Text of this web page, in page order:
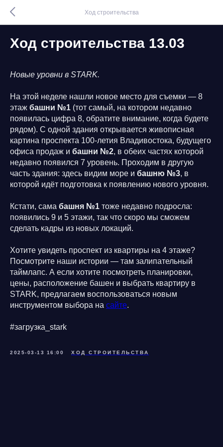
Ход строительства
Ход строительства 13.03
Новые уровни в STARK.
На этой неделе нашли новое место для съемки — 8
этаж башни №1 (тот самый, на котором недавно
появилась цифра 8, обратите внимание, когда будете
рядом). С одной здания открывается живописная
картина проспекта 100-летия Владивостока, будущего
офиса продаж и башни №2, в обеих частях которой
недавно появился 7 уровень. Проходим в другую
часть здания: здесь видим море и башню №3, в
которой идёт подготовка к появлению нового уровня.
Кстати, сама башня №1 тоже недавно подросла:
появились 9 и 5 этажи, так что скоро мы сможем
сделать кадры из новых локаций.
Хотите увидеть проспект из квартиры на 4 этаже?
Посмотрите наши истории — там залипательный
таймлапс. А если хотите посмотреть планировки,
цены, расположение башен и выбрать квартиру в
STARK, предлагаем воспользоваться новым
инструментом выбора на сайте.
#загрузка_stark
2025-03-13 16:00 ХОД СТРОИТЕЛЬСТВА